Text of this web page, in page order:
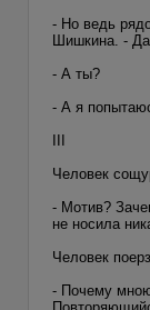
- Но ведь
Шишкина. -
- А ты?
- А я
III
Человек
- Мотив?
не носила
Человек
- Почему